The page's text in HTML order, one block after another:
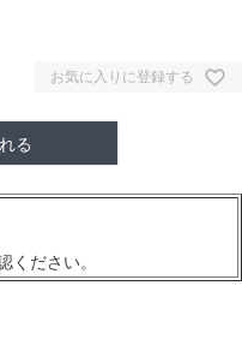
お気に入りに登録する
る
ださい。